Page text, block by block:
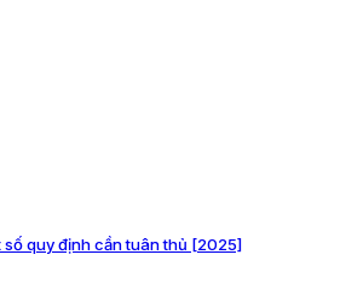
số quy định cần tuân thủ [2025]